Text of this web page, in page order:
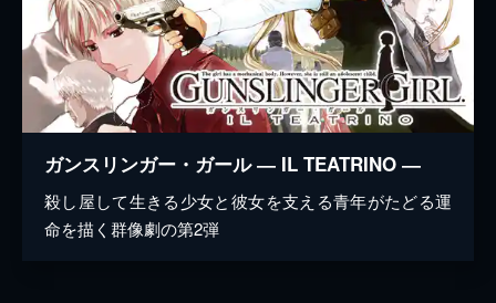
ガンスリンガー・ガール ― IL TEATRINO ―
殺し屋して生きる少女と彼女を支える青年がたどる運
命を描く群像劇の第2弾